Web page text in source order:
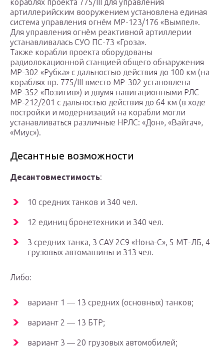
кораблях проекта 775/III для управления
артиллерийским вооружением установлена единая
система управления огнём МР-123/176 «Вымпел».
Для управления огнём реактивной артиллерии
устанавливалась СУО ПС-73 «Гроза».
Также корабли проекта оборудованы
радиолокационной станцией общего обнаружения
МР-302 «Рубка» с дальностью действия до 100 км (на
кораблях пр. 775/III вместо МР-302 установлена
МР-352 «Позитив») и двумя навигационными РЛС
МР-212/201 с дальностью действия до 64 км (в ходе
постройки и модернизаций на корабли могли
устанавливаться различные НРЛС: «Дон», «Вайгач»,
«Миус»).
Десантные возможности
Десантовместимость:
10 средних танков и 340 чел.
12 единиц бронетехники и 340 чел.
3 средних танка, 3 САУ 2С9 «Нона-С», 5 МТ-ЛБ, 4
грузовых автомашины и 313 чел.
Либо:
вариант 1 — 13 средних (основных) танков;
вариант 2 — 13 БТР;
вариант 3 — 20 грузовых автомобилей;